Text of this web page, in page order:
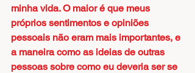
minha vida. O maior é que meus
próprios sentimentos e opiniões
pessoais não eram mais importantes, e
a maneira como as ideias de outras
pessoas sobre como eu deveria ser se